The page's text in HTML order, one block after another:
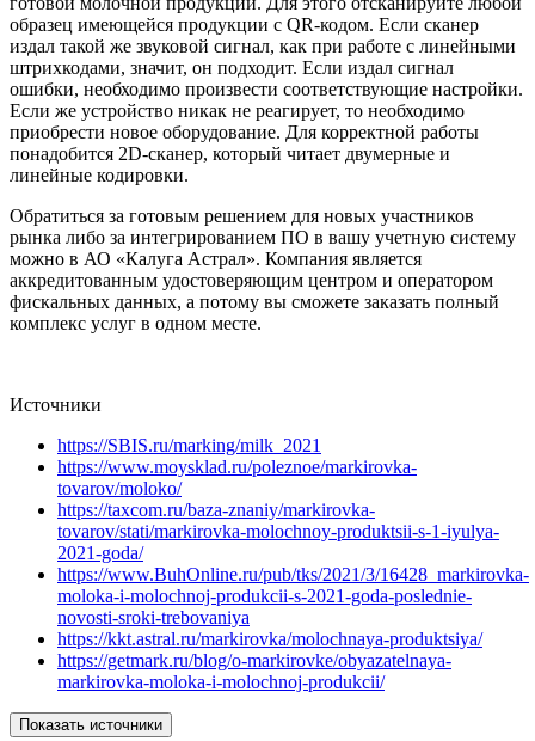
образец имеющейся продукции с QR-кодом. Если сканер
издал такой же звуковой сигнал, как при работе с линейными
штрихкодами, значит, он подходит. Если издал сигнал
ошибки, необходимо произвести соответствующие настройки.
Если же устройство никак не реагирует, то необходимо
приобрести новое оборудование. Для корректной работы
понадобится 2D-сканер, который читает двумерные и
линейные кодировки.
Обратиться за готовым решением для новых участников
рынка либо за интегрированием ПО в вашу учетную систему
можно в АО «Калуга Астрал». Компания является
аккредитованным удостоверяющим центром и оператором
фискальных данных, а потому вы сможете заказать полный
комплекс услуг в одном месте.
Источники
https://SBIS.ru/marking/milk_2021
https://www.moysklad.ru/poleznoe/markirovka-
tovarov/moloko/
https://taxcom.ru/baza-znaniy/markirovka-
tovarov/stati/markirovka-molochnoy-produktsii-s-1-iyulya-
2021-goda/
https://www.BuhOnline.ru/pub/tks/2021/3/16428_markirovka-
moloka-i-molochnoj-produkcii-s-2021-goda-poslednie-
novosti-sroki-trebovaniya
https://kkt.astral.ru/markirovka/molochnaya-produktsiya/
https://getmark.ru/blog/o-markirovke/obyazatelnaya-
markirovka-moloka-i-molochnoj-produkcii/
Показать источники